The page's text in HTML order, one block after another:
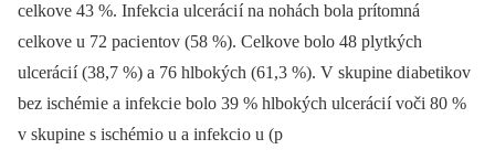
celkove 43 %. Infekci a ulceráci í na nohách bola prítomná
celkove u 72 paci entov (58 %). Celkove bolo 48 plytkých
ulceráci í (38,7 %) a 76 hlbokých (61,3 %). V skupine di abetikov
bez ischémi e a infekci e bolo 39 % hlbokých ulceráci í voči 80 %
v skupine s ischémi o u a infekci o u (p